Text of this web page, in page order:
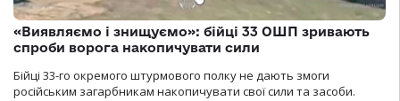
«Виявляємо і знищуємо»: бійці 33 ОШП зривають
спроби ворога накопичувати сили
Бійці 33-го окремого штурмового полку не дають змоги
російським загарбникам накопичувати свої сили та засоби.